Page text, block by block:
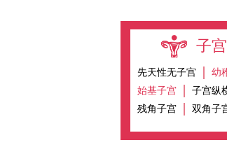
子
先天性无子宫 幼
始基子宫
子宫纵
残角子宫
双角子